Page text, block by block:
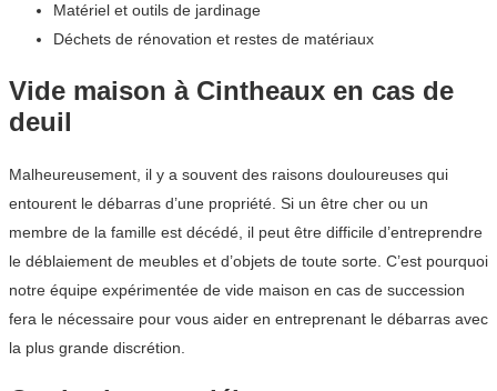
Matériel et outils de jardinage
Déchets de rénovation et restes de matériaux
Vide maison à Cintheaux en cas de
deuil
Malheureusement, il y a souvent des raisons douloureuses qui
entourent le débarras d’une propriété. Si un être cher ou un
membre de la famille est décédé, il peut être difficile d’entreprendre
le déblaiement de meubles et d’objets de toute sorte. C’est pourquoi
notre équipe expérimentée de vide maison en cas de succession
fera le nécessaire pour vous aider en entreprenant le débarras avec
la plus grande discrétion.